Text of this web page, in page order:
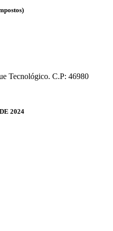
Tecnológico. C.P: 46980
2024